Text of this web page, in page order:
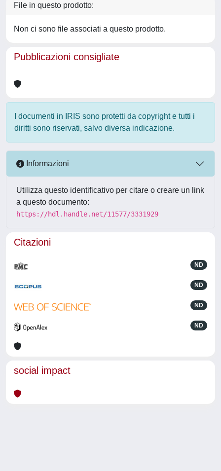
File in questo prodotto:
Non ci sono file associati a questo prodotto.
Pubblicazioni consigliate
I documenti in IRIS sono protetti da copyright e tutti i
diritti sono riservati, salvo diversa indicazione.
Informazioni
Utilizza questo identificativo per citare o creare un link
a questo documento:
https://hdl.handle.net/11577/3331929
Citazioni
ND
ND
ND
ND
social impact